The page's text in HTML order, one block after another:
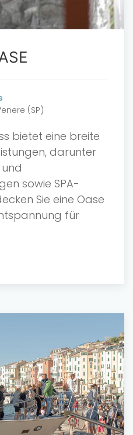
(SP)
bietet eine breite
darunter
sowie SPA-
Sie eine Oase
für